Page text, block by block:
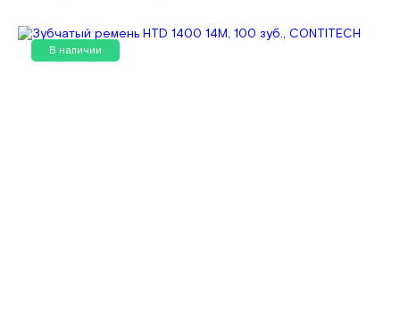
В наличии